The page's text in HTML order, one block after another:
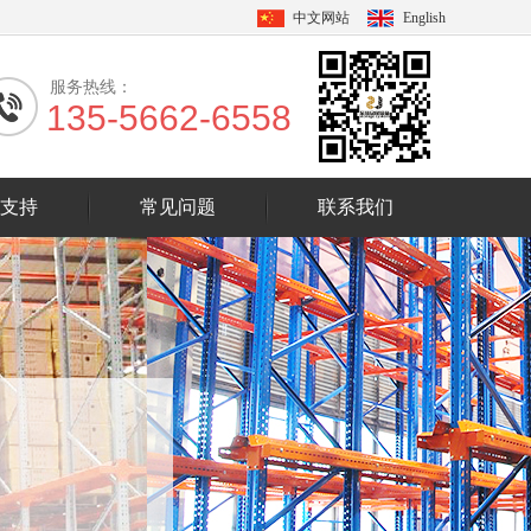
中文网站 English
服务热线：
135-5662-6558
持 常见问题 联系我们